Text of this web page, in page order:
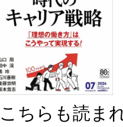
こちらも読ま